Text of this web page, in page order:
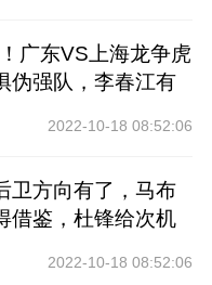
广东VS上海龙争虎
伪强队，李春江有
2022-10-18 08:52:06
卫方向有了，马布
借鉴，杜锋给次机
2022-10-18 08:52:06